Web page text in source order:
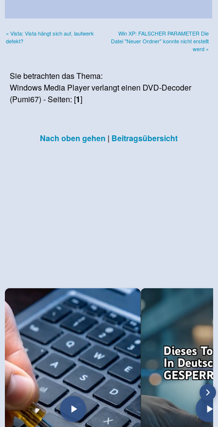
« Vista: Vista hängt sich auf, laufwerk
defekt?
Win XP: FALSCHER PARAMETER Die
Datei "Neuer Ordner" konnte nicht erstellt
werd »
Sie betrachten das Thema:
Windows Media Player verlangt einen DVD-Decoder
(Pumi67) - Seiten: [1]
Nach oben gehen | Beitragsübersicht